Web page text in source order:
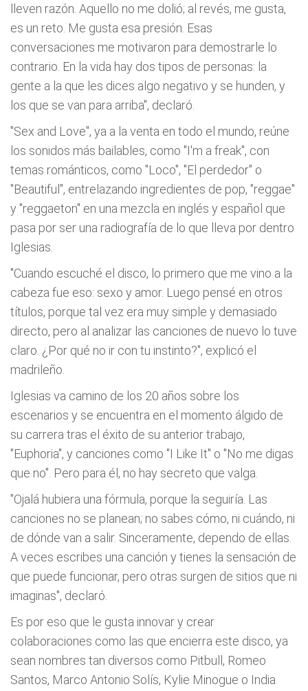
lleven razón. Aquello no me dolió; al revés, me gusta,
es un reto. Me gusta esa presión. Esas
conversaciones me motivaron para demostrarle lo
contrario. En la vida hay dos tipos de personas: la
gente a la que les dices algo negativo y se hunden, y
los que se van para arriba", declaró.
"Sex and Love", ya a la venta en todo el mundo, reúne
los sonidos más bailables, como "I'm a freak", con
temas románticos, como "Loco", "El perdedor" o
"Beautiful", entrelazando ingredientes de pop, "reggae"
y "reggaeton" en una mezcla en inglés y español que
pasa por ser una radiografía de lo que lleva por dentro
Iglesias.
"Cuando escuché el disco, lo primero que me vino a la
cabeza fue eso: sexo y amor. Luego pensé en otros
títulos, porque tal vez era muy simple y demasiado
directo, pero al analizar las canciones de nuevo lo tuve
claro. ¿Por qué no ir con tu instinto?", explicó el
madrileño.
Iglesias va camino de los 20 años sobre los
escenarios y se encuentra en el momento álgido de
su carrera tras el éxito de su anterior trabajo,
"Euphoria", y canciones como "I Like It" o "No me digas
que no". Pero para él, no hay secreto que valga.
"Ojalá hubiera una fórmula, porque la seguiría. Las
canciones no se planean; no sabes cómo, ni cuándo, ni
de dónde van a salir. Sinceramente, dependo de ellas.
A veces escribes una canción y tienes la sensación de
que puede funcionar, pero otras surgen de sitios que ni
imaginas", declaró.
Es por eso que le gusta innovar y crear
colaboraciones como las que encierra este disco, ya
sean nombres tan diversos como Pitbull, Romeo
Santos, Marco Antonio Solís, Kylie Minogue o India